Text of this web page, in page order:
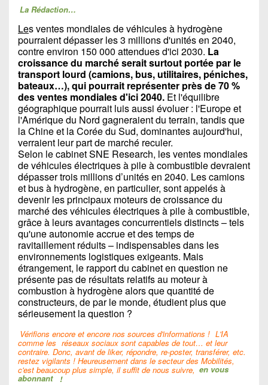
La Rédaction…
Les ventes mondiales de véhicules à hydrogène
pourraient dépasser les 3 millions d'unités en 2040,
contre environ 150 000 attendues d'ici 2030. La
croissance du marché serait surtout portée par le
transport lourd (camions, bus, utilitaires, péniches,
bateaux…), qui pourrait représenter près de 70 %
des ventes mondiales d'ici 2040. Et l'équilibre
géographique pourrait luis aussi évoluer : l'Europe et
l'Amérique du Nord gagneraient du terrain, tandis que
la Chine et la Corée du Sud, dominantes aujourd'hui,
verraient leur part de marché reculer.
Selon le cabinet SNE Research, les ventes mondiales
de véhicules électriques à pile à combustible devraient
dépasser trois millions d’unités en 2040. Les camions
et bus à hydrogène, en particulier, sont appelés à
devenir les principaux moteurs de croissance du
marché des véhicules électriques à pile à combustible,
grâce à leurs avantages concurrentiels distincts – tels
qu'une autonomie accrue et des temps de
ravitaillement réduits – indispensables dans les
environnements logistiques exigeants. Mais
étrangement, le rapport du cabinet en question ne
présente pas de résultats relatifs au moteur à
combustion à hydrogène alors que quantité de
constructeurs, de par le monde, étudient plus que
sérieusement la question ?
Vérifions encore et encore nos sources d'informations ! L'IA
comme les réseaux sociaux sont capables de tout… et leur
contraire. Donc, avant de liker, répondre, re-poster, transférer, etc.
restez vigilants ! Heureusement dans le secteur des Mobilités,
c'est beaucoup plus simple, il suffit de nous suivre, en vous
abonnant !